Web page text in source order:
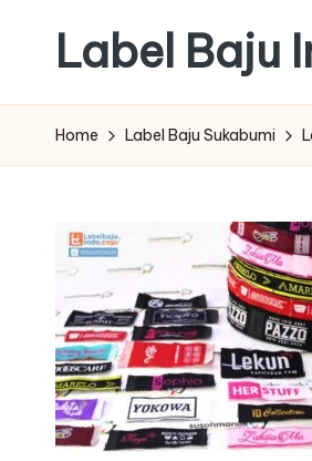
content
Label Baju
Home Label Baju Sukabumi